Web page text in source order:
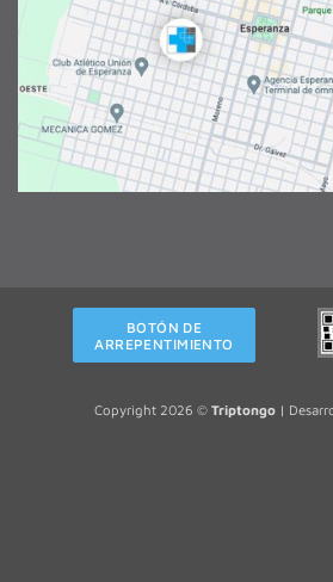
BOTÓN DE
ARREPENTIMIENTO
Copyright 2026 © Triptongo|